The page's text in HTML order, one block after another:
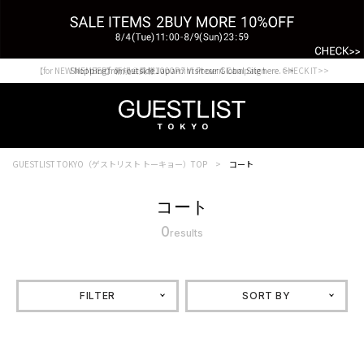
Shopping from outside Japan? Visit our Global Site here. >>
【for NEW MEMBER】新規会員様1000Point Present Campaign CHECK IT>>
GUESTLIST TOKYO（ゲストリスト トーキョー）TOP コート
コート
0results
FILTER SORT BY